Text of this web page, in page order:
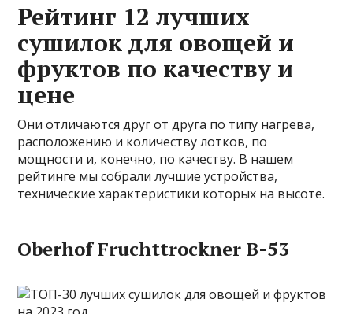
Рейтинг 12 лучших
сушилок для овощей и
фруктов по качеству и
цене
Они отличаются друг от друга по типу нагрева,
расположению и количеству лотков, по
мощности и, конечно, по качеству. В нашем
рейтинге мы собрали лучшие устройства,
технические характеристики которых на высоте.
Oberhof Fruchttrockner В-53